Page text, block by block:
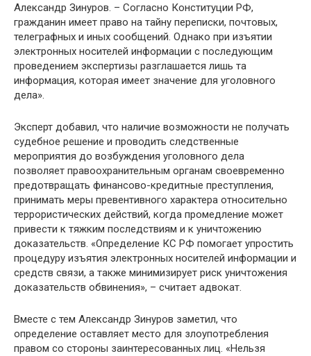
Александр Зинуров. – Согласно Конституции РФ,
гражданин имеет право на тайну переписки, почтовых,
телеграфных и иных сообщений. Однако при изъятии
электронных носителей информации с последующим
проведением экспертизы разглашается лишь та
информация, которая имеет значение для уголовного
дела».
Эксперт добавил, что наличие возможности не получать
судебное решение и проводить следственные
мероприятия до возбуждения уголовного дела
позволяет правоохранительным органам своевременно
предотвращать финансово-кредитные преступления,
принимать меры превентивного характера относительно
террористических действий, когда промедление может
привести к тяжким последствиям и к уничтожению
доказательств. «Определение КС РФ помогает упростить
процедуру изъятия электронных носителей информации и
средств связи, а также минимизирует риск уничтожения
доказательств обвинения», – считает адвокат.
Вместе с тем Александр Зинуров заметил, что
определение оставляет место для злоупотребления
правом со стороны заинтересованных лиц. «Нельзя